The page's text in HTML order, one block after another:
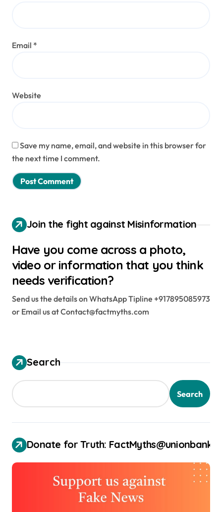
Email *
Website
Save my name, email, and website in this browser for
the next time I comment.
Join the fight against Misinformation
Have you come across a photo,
video or information that you think
needs verification?
Send us the details on WhatsApp Tipline +917895085973
or Email us at Contact@factmyths.com
Search
Search
Donate for Truth: FactMyths@unionbank